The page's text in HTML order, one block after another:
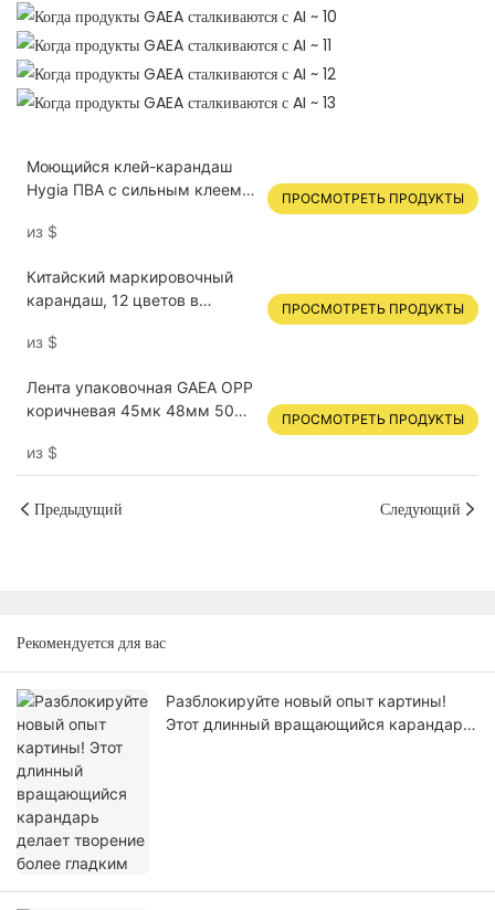
Моющийся клей-карандаш
Hygia ПВА с сильным клеем,
искусства &, поделки в
из $
ПРОСМОТРЕТЬ ПРОДУКТЫ
Китайский маркировочный
карандаш, 12 цветов в
из $
ПРОСМОТРЕТЬ ПРОДУКТЫ
Лента упаковочная GAEA OPP
коричневая 45мк 48мм 50м
из $
ПРОСМОТРЕТЬ ПРОДУКТЫ
Предыдущий Следующий
Рекомендуется для вас
Разблокируйте новый опыт картины!
Этот длинный вращающийся карандарь